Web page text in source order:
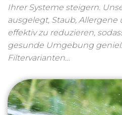
Ihrer Systeme steigern.
ausgelegt, Staub,
effektiv zu reduzieren,
gesunde Umgebung
Filtervarianten…